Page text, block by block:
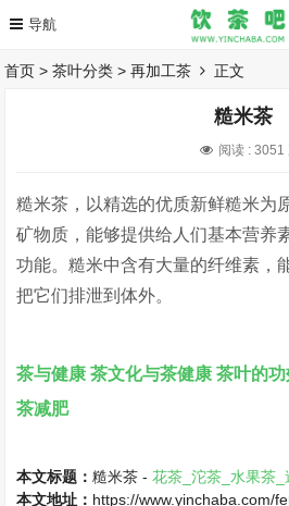
首页 >茶叶分类 >再加工茶 正文
糙米茶
阅读 :3051
糙米茶，以精选的优质新鲜糙米为
矿物质，能够提供给人们基本营养
功能。糙米中含有大量的纤维素，
把它们排泄到体外。
茶与健康 茶文化与茶健康 茶叶的功
茶减肥
本文标题：糙米茶 -花茶_沱茶_水果茶
本文地址： https://www.yinchaba.com/